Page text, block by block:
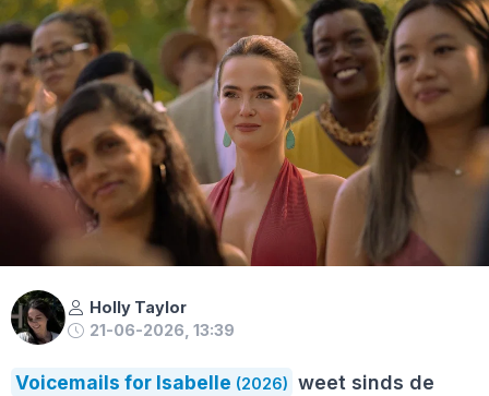
Holly Taylor
21-06-2026, 13:39
Voicemails for Isabelle (2026) weet sinds de